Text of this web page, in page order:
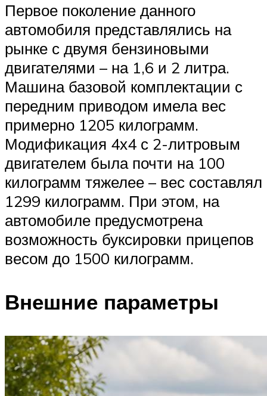
Первое поколение данного
автомобиля представлялись на
рынке с двумя бензиновыми
двигателями – на 1,6 и 2 литра.
Машина базовой комплектации с
передним приводом имела вес
примерно 1205 килограмм.
Модификация 4х4 с 2-литровым
двигателем была почти на 100
килограмм тяжелее – вес составлял
1299 килограмм. При этом, на
автомобиле предусмотрена
возможность буксировки прицепов
весом до 1500 килограмм.
Внешние параметры